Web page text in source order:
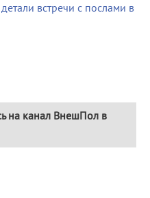
встречи с послами в
на канал ВнешПол в